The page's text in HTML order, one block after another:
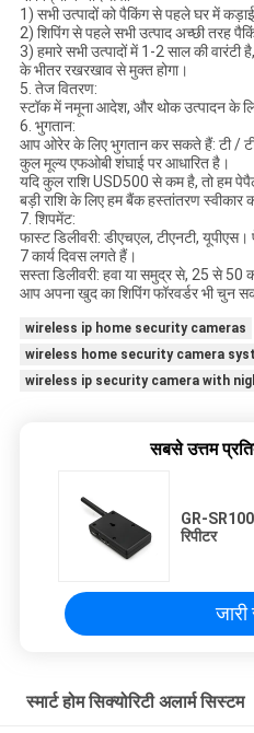
1) सभी उत्पादों को पैकिंग से पहले घर में
2) शिपिंग से पहले सभी उत्पाद अच्छी तरह
3) हमारे सभी उत्पादों में 1-2 साल की वारंटी
के भीतर रखरखाव से मुक्त होगा।
5. तेज वितरण:
स्टॉक में नमूना आदेश, और थोक उत्पादन के
6. भुगतान:
आप ओरेर के लिए भुगतान कर सकते हैं: टी /
कुल मूल्य एफओबी शंघाई पर आधारित है।
यदि कुल राशि USD500 से कम है, तो हम
बड़ी राशि के लिए हम बैंक हस्तांतरण स्वीकार
7. शिपमेंट:
फास्ट डिलीवरी: डीएचएल, टीएनटी,
7 कार्य दिवस लगते हैं।
सस्ता डिलीवरी: हवा या समुद्र से, 25 से 50
आप अपना खुद का शिपिंग फॉरवर्डर भी चुन
wireless ip home security cameras
wireless home security camera
wireless ip security camera with
सबसे उत्तम
GR-
रिपीटर
स्मार्ट होम सिक्योरिटी अलार्म सिस्टम